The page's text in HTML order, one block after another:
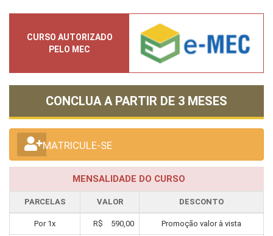
CURSO AUTORIZADO
PELO MEC
CONCLUA A PARTIR DE 3 MESES
MATRICULE-SE
MENSALIDADE DO CURSO
PARCELAS VALOR DESCONTO
Por 1x R$ 590,00 Promoção valor à vista